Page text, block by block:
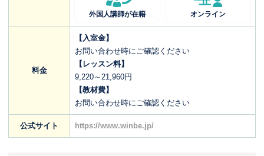
外国人講師が在籍 オンライン
料金
【入室金】
お問い合わせ時にご確認ください
【レッスン料】
9,220～21,960円
【教材費】
お問い合わせ時にご確認ください
公式サイト https://www.winbe.jp/